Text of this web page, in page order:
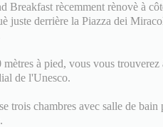
Breakfast rècemment rènovè à
juste derrière la Piazza dei
à pied, vous vous
de l'Unesco.
trois chambres avec salle de bain